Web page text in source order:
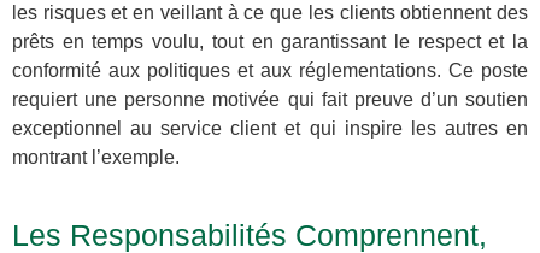
les risques et en veillant à ce que les clients obtiennent des
prêts en temps voulu, tout en garantissant le respect et la
conformité aux politiques et aux réglementations. Ce poste
requiert une personne motivée qui fait preuve d’un soutien
exceptionnel au service client et qui inspire les autres en
montrant l’exemple.
Les Responsabilités Comprennent,